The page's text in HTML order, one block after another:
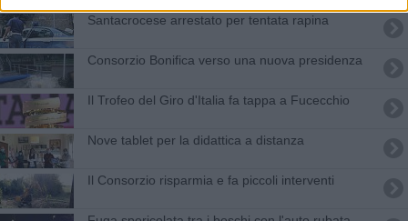
Santacrocese arrestato per tentata rapina
Consorzio Bonifica verso una nuova presidenza
Il Trofeo del Giro d'Italia fa tappa a Fucecchio
Nove tablet per la didattica a distanza
Il Consorzio risparmia e fa piccoli interventi